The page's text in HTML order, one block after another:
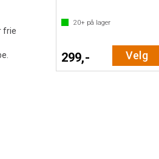
frie
20+ på lager
299,- Velg